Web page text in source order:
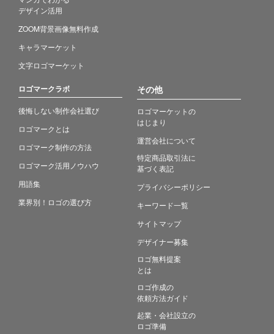
デザイン活用
ZOOM背景画像無料作成
キャラマーケット
文字ロゴマーケット
ロゴマークラボ
後悔しない制作会社選び
ロゴマークとは
ロゴマーク制作の方法
ロゴマーク活用ノウハウ
用語集
業界別！ロゴの選び方
その他
ロゴマーケットの
はじまり
運営会社について
特定商品取引法に
基づく表記
プライバシーポリシー
キーワード一覧
サイトマップ
デザイナー募集
ロゴ無料提案
とは
ロゴ作成の
依頼方法ガイド
起業・会社設立の
ロゴ準備